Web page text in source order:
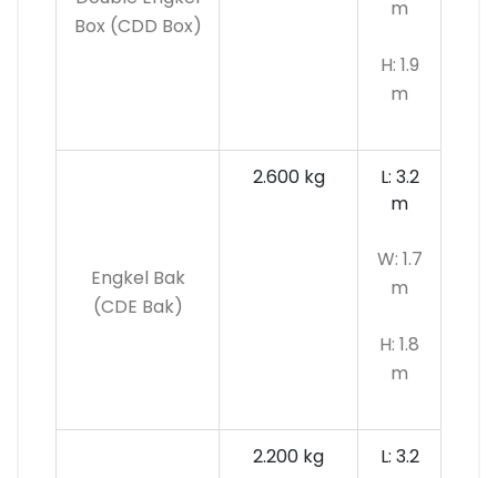
Box (CDD Box)
m
H: 1.9
m
Engkel Bak
(CDE Bak)
2.600 kg
L: 3.2
m
W: 1.7
m
H: 1.8
m
2.200 kg
L: 3.2